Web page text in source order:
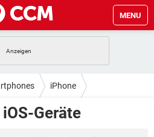
MENU
IOS
INSTAGRAM
STREAMING
IOS
iPhone
Geräte